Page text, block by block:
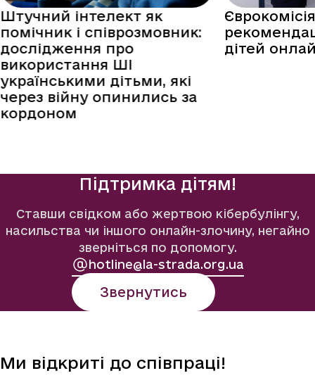
Штучний інтелект як
помічник і співрозмовник:
дослідження про
використання ШІ
українськими дітьми, які
через війну опинились за
кордоном
дітей
Підтримка дітям!
Ставши свідком або жертвою кібербулінгу,
насильства чи іншого онлайн-злочину, негайно
зверніться по допомогу.
hotline@la-strada.org.ua
Звернутись
Ми відкриті до співпраці!